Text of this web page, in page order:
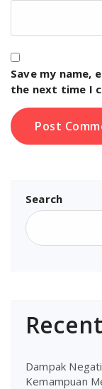
Save my name,
the next time I
Search
Dampak
Kemampuan